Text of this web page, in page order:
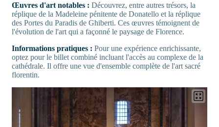
Œuvres d'art notables : Découvrez, entre autres trésors, la
réplique de la Madeleine pénitente de Donatello et la réplique
des Portes du Paradis de Ghiberti. Ces œuvres témoignent de
l'évolution de l'art qui a façonné le paysage de Florence.
Informations pratiques : Pour une expérience enrichissante,
optez pour le billet combiné incluant l'accès au complexe de la
cathédrale. Il offre une vue d'ensemble complète de l'art sacré
florentin.